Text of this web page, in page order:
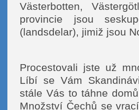
Västerbotten,
provincie jsou
(landsdelar), jimiž jsou
Procestovali jste už
Líbí se Vám
stále Vás to táhne
Množství Čechů se